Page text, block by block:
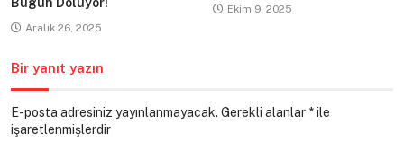
Aralık 26, 2025
Ekim 9, 2025
Bir yanıt yazın
E-posta adresiniz yayınlanmayacak. Gerekli alanlar *ile
işaretlenmişlerdir